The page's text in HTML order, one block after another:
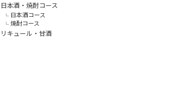
日本酒・焼酎コース
日本酒コース
焼酎コース
リキュール・甘酒